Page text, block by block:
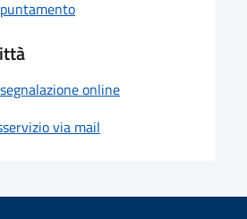
online
via mail